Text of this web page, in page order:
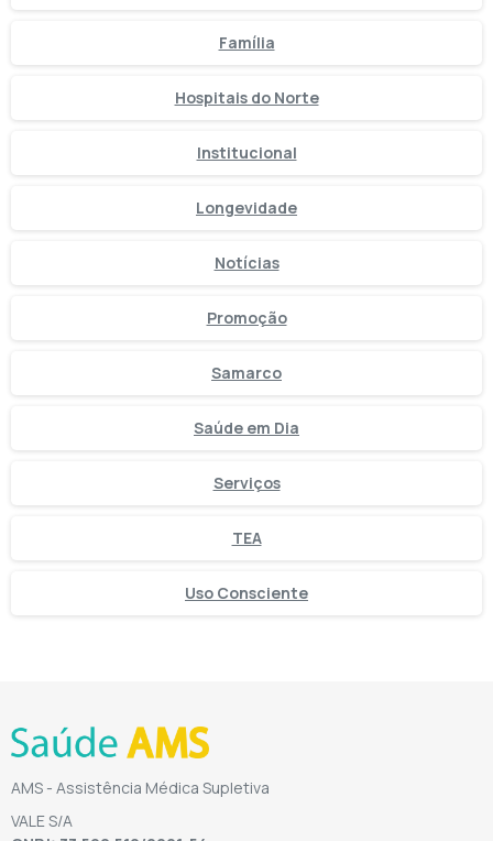
Família
Hospitais do Norte
Institucional
Longevidade
Notícias
Promoção
Samarco
Saúde em Dia
Serviços
TEA
Uso Consciente
AMS - Assistência Médica Supletiva
VALE S/A